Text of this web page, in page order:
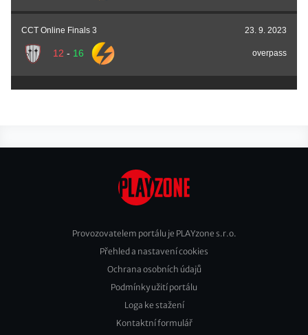
CCT Online Finals 3 23. 9. 2023
12 - 16 overpass
Footer
Provozovatelem portálu je PLAYzone s.r.o.
Přehled a nastavení cookies
Ochrana osobních údajů
Podmínky užití portálu
Loga ke stažení
Kontaktní formulář